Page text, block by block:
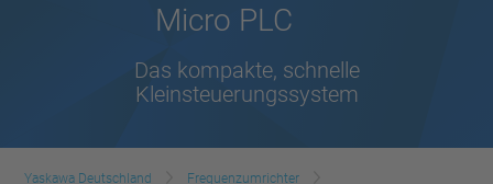
Micro PLC
Das kompakte, schnelle
Kleinsteuerungssystem
Yaskawa Deutschland
Frequenzumrichter